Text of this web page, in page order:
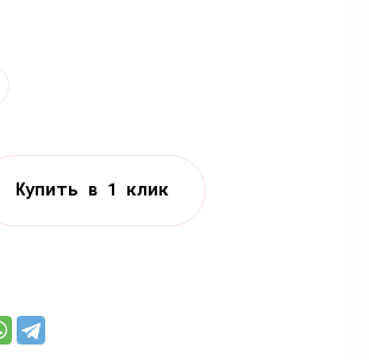
Купить в 1 клик